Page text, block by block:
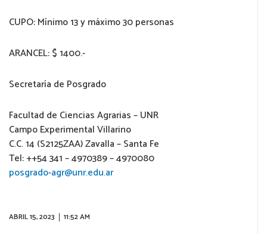
CUPO: Mínimo 13 y máximo 30 personas
ARANCEL: $ 1400.-
Secretaría de Posgrado
Facultad de Ciencias Agrarias – UNR
Campo Experimental Villarino
C.C. 14 (S2125ZAA) Zavalla – Santa Fe
Tel: ++54 341 – 4970389 – 4970080
posgrado-agr@unr.edu.ar
ABRIL 15, 2023 11:52 AM